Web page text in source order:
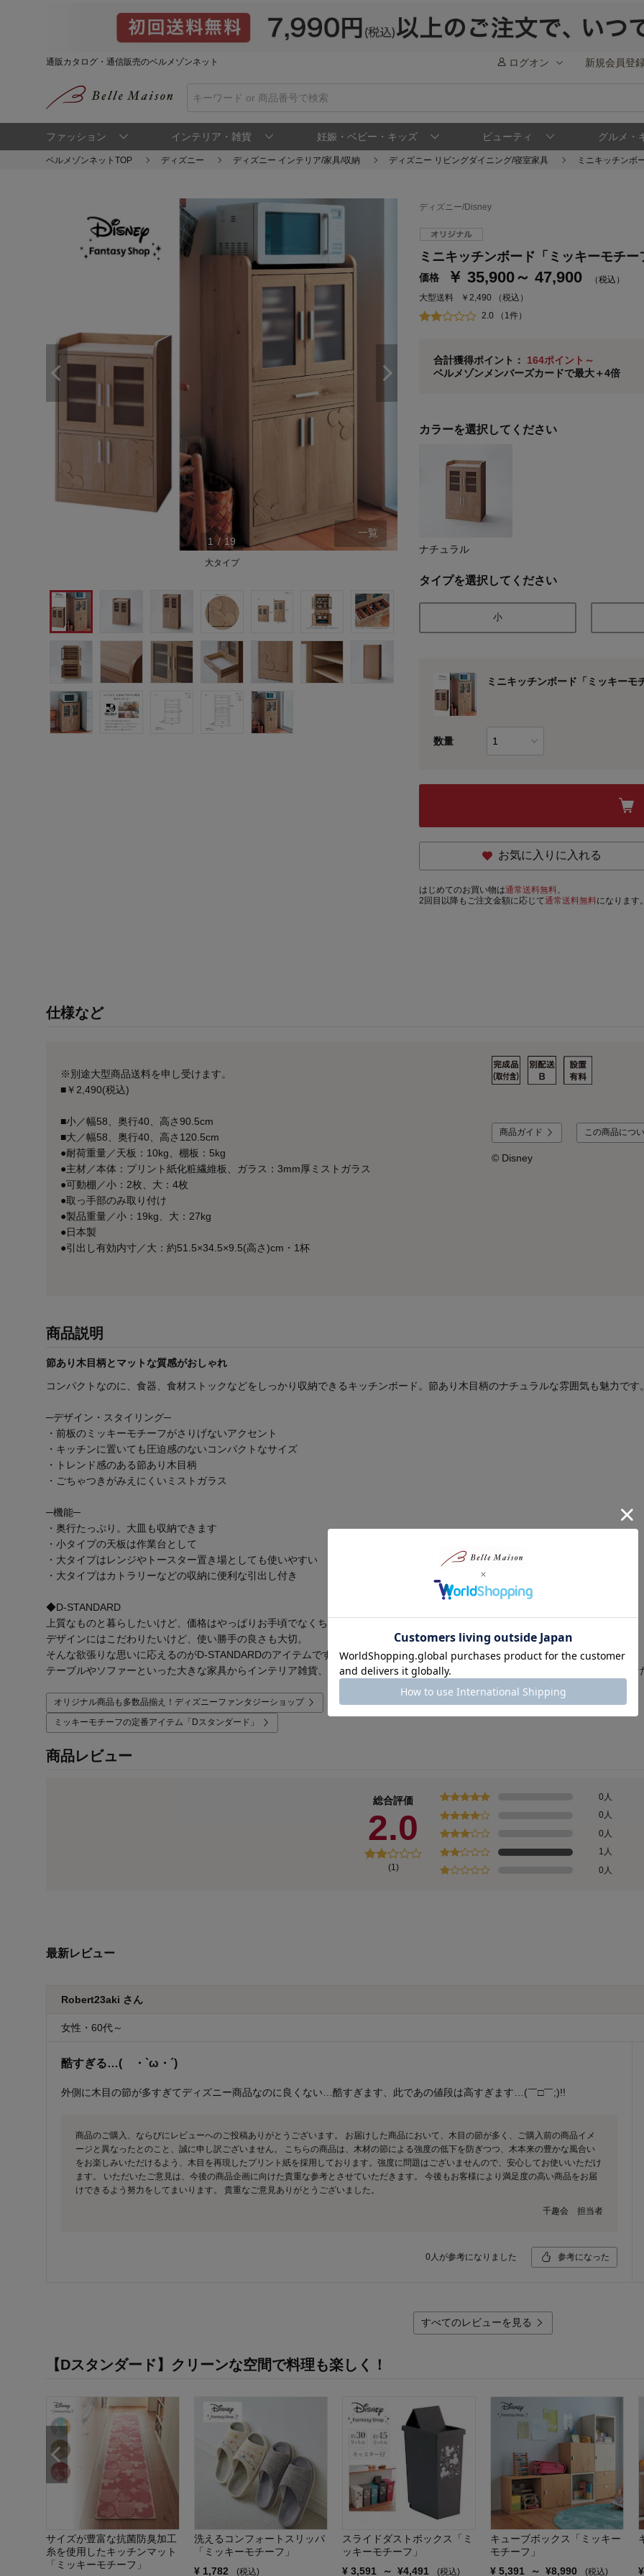
通販カタログ・通信販売のベルメゾンネット ログオン 新規会員登
ファッション インテリア・雑貨 妊娠・ベビー・キッズ ビューティ グルメ・
ベルメゾンネットTOP ディズニー ディズニー インテリア/家具/収納 ディズニー リビングダイニング/寝室家具 ミニキッチンボ
大タイプ
1 / 19
一覧
ディズニー/Disney
ミニキッチンボード「ミッキーモチー
価格 ￥ 35,900～ 47,900
（税込）
大型送料
￥2,490
（税込）
2.0 （1件）
合計獲得ポイント： 164ポイント～
ベルメゾンメンバーズカードで最大＋4倍
ステージが上がれば送料無料・返品引取無料
通常商品送料無料 返品引取無料（JCBのみ）
※メンバーズカードの加算ポイントはステージ倍率
カラーを選択してください
ナチュラル
タイプを選択してください
小
ミニキッチンボード「ミッキーモ
数量
お気に入りに入れる
はじめてのお買い物は通常送料無料。
2回目以降もご注文金額に応じて通常送料無料になります
仕様など
※別途大型商品送料を申し受けます。
■￥2,490(税込)
■小／幅58、奥行40、高さ90.5cm
■大／幅58、奥行40、高さ120.5cm
●耐荷重量／天板：10kg、棚板：5kg
●主材／本体：プリント紙化粧繊維板、ガラス：3mm厚ミストガラス
●可動棚／小：2枚、大：4枚
●取っ手部のみ取り付け
●製品重量／小：19kg、大：27kg
●日本製
●引出し有効内寸／大：約51.5×34.5×9.5(高さ)cm・1杯
商品ガイド この商品につ
© Disney
商品説明
節あり木目柄とマットな質感がおしゃれ
コンパクトなのに、食器、食材ストックなどをしっかり収納できるキッチンボード。節あり木目柄のナチュラルな雰囲気も魅力です
─デザイン・スタイリング─
・前板のミッキーモチーフがさりげないアクセント
・キッチンに置いても圧迫感のないコンパクトなサイズ
・トレンド感のある節あり木目柄
・ごちゃつきがみえにくいミストガラス
─機能─
・奥行たっぷり。大皿も収納できます
・小タイプの天板は作業台として
・大タイプはレンジやトースター置き場としても使いやすい
・大タイプはカトラリーなどの収納に便利な引出し付き
◆D-STANDARD
上質なものと暮らしたいけど、価格はやっぱりお手頃でなくちゃ。
デザインにはこだわりたいけど、使い勝手の良さも大切。
そんな欲張りな思いに応えるのがD-STANDARDのアイテムです。
テーブルやソファーといった大きな家具からインテリア雑貨、ファッションにいたるまでアイテムは充実。いろいろなシーンであ
オリジナル商品も多数品揃え！ディズニーファンタジーショップ
ミッキーモチーフの定番アイテム「Dスタンダード」
商品レビュー
総合評価
2.0
(1)
0人
0人
0人
1人
0人
最新レビュー
Robert23aki さん
女性・60代～
酷すぎる…( ・`ω・´)
外側に木目の節が多すぎてディズニー商品なのに良くない…酷すぎます、此であの値段は高すぎます…(￣□￣;)!!
商品のご購入、ならびにレビューへのご投稿ありがとうございます。 お届けした商品において、木目の節が多く、ご購入前の商品イメ
ージと異なったとのこと、誠に申し訳ございません。 こちらの商品は、木材の節による強度の低下を防ぎつつ、木本来の豊かな風合い
をお楽しみいただけるよう、木目を再現したプリント紙を採用しております。強度に問題はございませんので、安心してお使いいただけ
ます。 いただいたご意見は、今後の商品企画に向けた貴重な参考とさせていただきます。 今後もお客様により満足度の高い商品をお届
けできるよう努力をしてまいります。 貴重なご意見ありがとうございました。
千趣会 担当者
0 人が参考になりました 参考になった
すべてのレビューを見る
【Dスタンダード】クリーンな空間で料理も楽しく！
サイズが豊富な抗菌防臭加工
糸を使用したキッチンマット
「ミッキーモチーフ」
洗えるコンフォートスリッパ
「ミッキーモチーフ」
¥ 1,782 (税込)
スライドダストボックス「ミ
ッキーモチーフ」
¥ 3,591 ～ ¥4,491 (税込)
キューブボックス「ミッキー
モチーフ」
¥ 5,391 ～ ¥8,990 (税込)